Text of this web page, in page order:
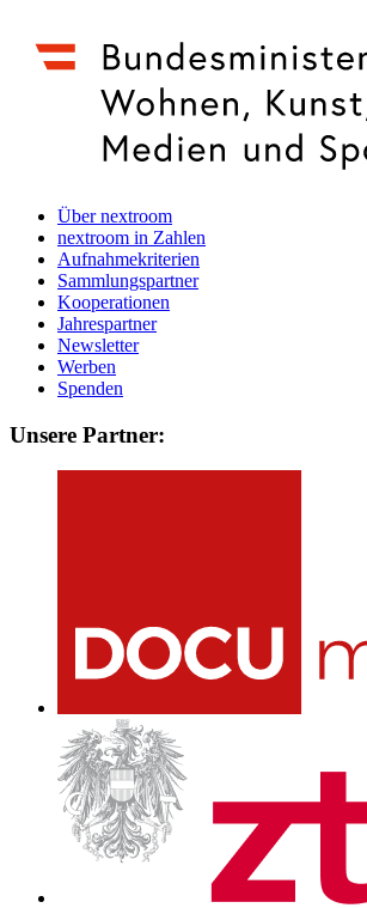
Über nextroom
nextroom in Zahlen
Aufnahmekriterien
Sammlungspartner
Kooperationen
Jahrespartner
Newsletter
Werben
Spenden
Unsere Partner: